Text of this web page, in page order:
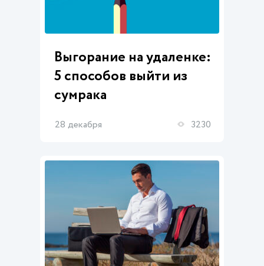
Выгорание на удаленке:
5 способов выйти из
сумрака
28 декабря 3230